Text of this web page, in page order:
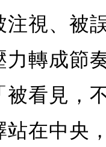
注視、被
力轉成節
被看見，
站在中央